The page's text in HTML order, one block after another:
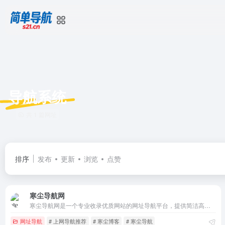
导航系统
排序 发布 更新 浏览 点赞
寒尘导航网
网址导航 # 上网导航推荐 # 寒尘博客 # 寒尘导航